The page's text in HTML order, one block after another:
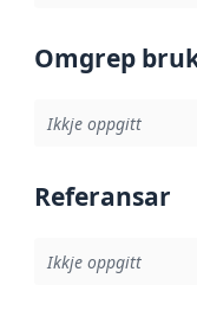
Omgrep
Ikkje oppgitt
Referansar
Ikkje oppgitt